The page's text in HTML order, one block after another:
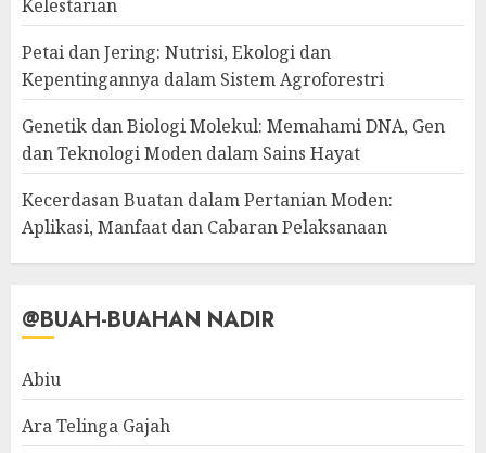
Kelestarian
Petai dan Jering: Nutrisi, Ekologi dan
Kepentingannya dalam Sistem Agroforestri
Genetik dan Biologi Molekul: Memahami DNA, Gen
dan Teknologi Moden dalam Sains Hayat
Kecerdasan Buatan dalam Pertanian Moden:
Aplikasi, Manfaat dan Cabaran Pelaksanaan
@BUAH-BUAHAN NADIR
Abiu
Ara Telinga Gajah